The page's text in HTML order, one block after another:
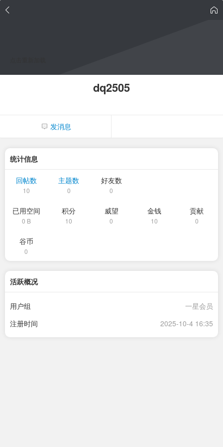
dq2505
发消息
统计信息
回帖数
10
主题数
0
好友数
0
已用空间
0 B
积分
10
威望
0
金钱
10
贡献
0
谷币
0
活跃概况
用户组
一星会员
注册时间
2025-10-4 16:35